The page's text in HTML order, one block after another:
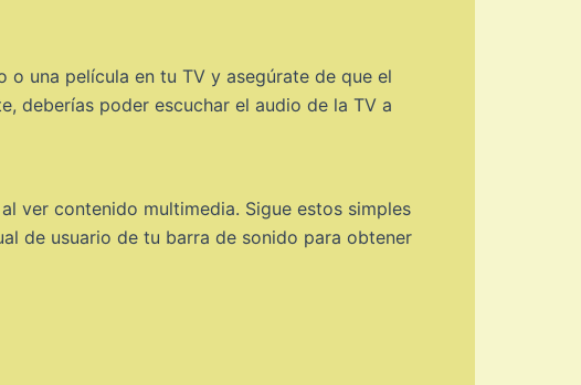
una película en tu TV y asegúrate de que el
deberías poder escuchar el audio de la TV a
ver contenido multimedia. Sigue estos simples
de usuario de tu barra de sonido para obtener